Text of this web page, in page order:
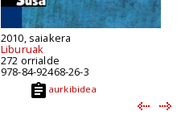
2010, saiakera
Liburuak
272 orrialde
978-84-92468-26-3
aurkibidea